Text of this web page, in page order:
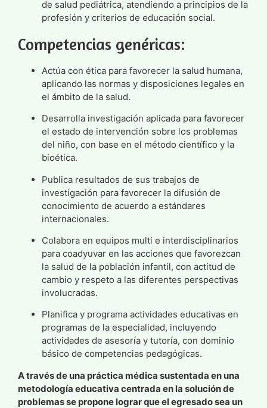
de salud pediátrica, atendiendo a principios de la
profesión y criterios de educación social.
Competencias genéricas:
Actúa con ética para favorecer la salud humana,
aplicando las normas y disposiciones legales en
el ámbito de la salud.
Desarrolla investigación aplicada para favorecer
el estado de intervención sobre los problemas
del niño, con base en el método científico y la
bioética.
Publica resultados de sus trabajos de
investigación para favorecer la difusión de
conocimiento de acuerdo a estándares
internacionales.
Colabora en equipos multi e interdisciplinarios
para coadyuvar en las acciones que favorezcan
la salud de la población infantil, con actitud de
cambio y respeto a las diferentes perspectivas
involucradas.
Planifica y programa actividades educativas en
programas de la especialidad, incluyendo
actividades de asesoría y tutoría, con dominio
básico de competencias pedagógicas.
A través de una práctica médica sustentada en una
metodología educativa centrada en la solución de
problemas se propone lograr que el egresado sea un